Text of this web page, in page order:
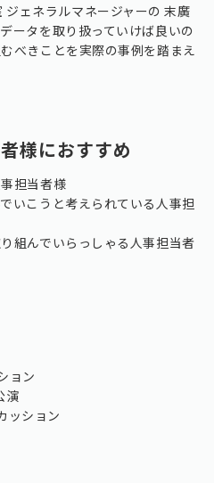
ェネラルマネージャーの 末廣
ータを取り扱っていけば良いの
べきことを実際の事例を踏まえ
様におすすめ
担当者様
いこうと考えられている人事担
組んでいらっしゃる人事担当者
ョン
演
ッション